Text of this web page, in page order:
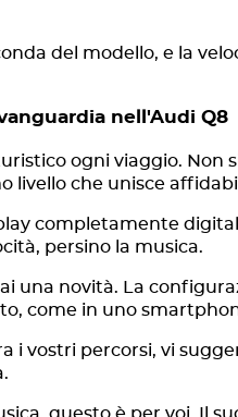
del modello, e la
nell'Audi Q8
ogni viaggio.
livello che unisce
completamente
persino la musica.
una novità. La
come in uno
i vostri percorsi, vi